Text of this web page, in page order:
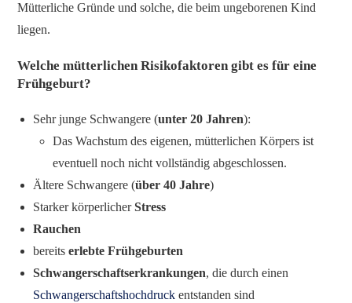
Mütterliche Gründe und solche, die beim ungeborenen Kind
liegen.
Welche mütterlichen Risikofaktoren gibt es für eine
Frühgeburt?
Sehr junge Schwangere (unter 20 Jahren):
Das Wachstum des eigenen, mütterlichen Körpers ist
eventuell noch nicht vollständig abgeschlossen.
Ältere Schwangere (über 40 Jahre)
Starker körperlicherStress
Rauchen
bereitserlebte Frühgeburten
Schwangerschaftserkrankungen, die durch einen
Schwangerschaftshochdruck entstanden sind